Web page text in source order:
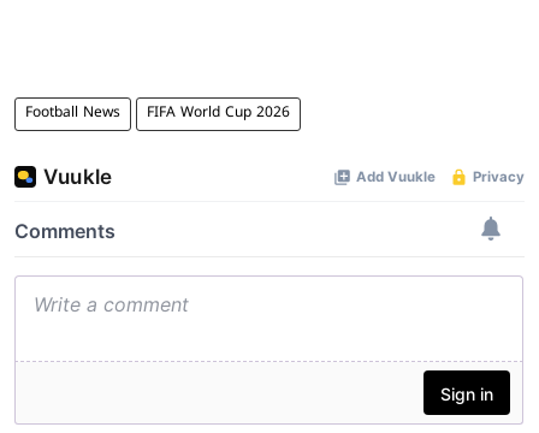
Football News FIFA World Cup 2026